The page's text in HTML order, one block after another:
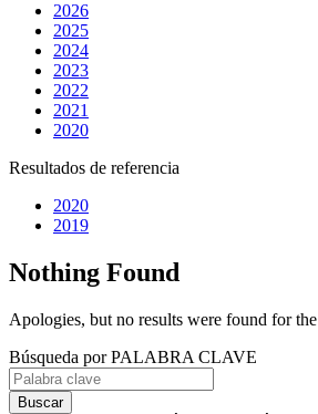
2026
2025
2024
2023
2022
2021
2020
Resultados de referencia
2020
2019
Nothing Found
Apologies, but no results were found for
Búsqueda por PALABRA CLAVE
Buscar